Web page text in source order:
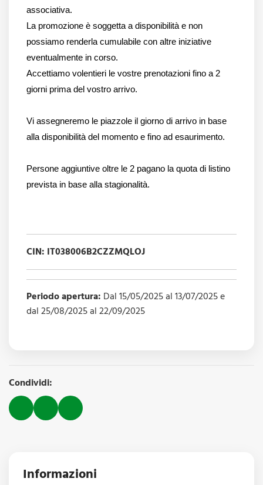
associativa.
La promozione è soggetta a disponibilità e non
possiamo renderla cumulabile con altre iniziative
eventualmente in corso.
Accettiamo volentieri le vostre prenotazioni fino a 2
giorni prima del vostro arrivo.
Vi assegneremo le piazzole il giorno di arrivo in base
alla disponibilità del momento e fino ad esaurimento.
Persone aggiuntive oltre le 2 pagano la quota di listino
prevista in base alla stagionalità.
CIN: IT038006B2CZZMQLOJ
Periodo apertura: Dal 15/05/2025 al 13/07/2025 e
dal 25/08/2025 al 22/09/2025
Condividi:
Informazioni